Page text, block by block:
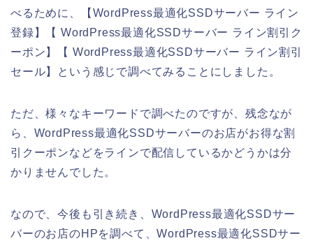
べるために、【WordPress最適化SSDサーバー ライン
登録】【 WordPress最適化SSDサーバー ライン割引ク
ーポン】【 WordPress最適化SSDサーバー ライン割引
セール】という感じで調べてみることにしました。
ただ、様々なキーワードで調べたのですが、残念なが
ら、WordPress最適化SSDサーバーのお店がお得な割
引クーポンなどをラインで配信しているかどうかは分
かりませんでした。
なので、今後も引き続き、WordPress最適化SSDサー
バーのお店のHPを調べて、WordPress最適化SSDサー